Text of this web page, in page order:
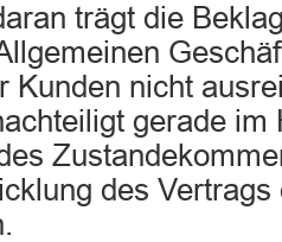
trägt die
Kunden nicht
gerade im
des